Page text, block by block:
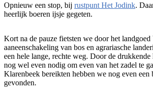
Opnieuw een stop, bij rustpunt Het Jodink.
heerlijk boeren ijsje gegeten.
Kort na de pauze fietsten we door het landgoed
aaneenschakeling van bos en agrariasche
een hele lange, rechte weg. Door de drukkende
nog wel even nodig om even van het zadel te
Klarenbeek bereikten hebben we nog even een
gevonden.